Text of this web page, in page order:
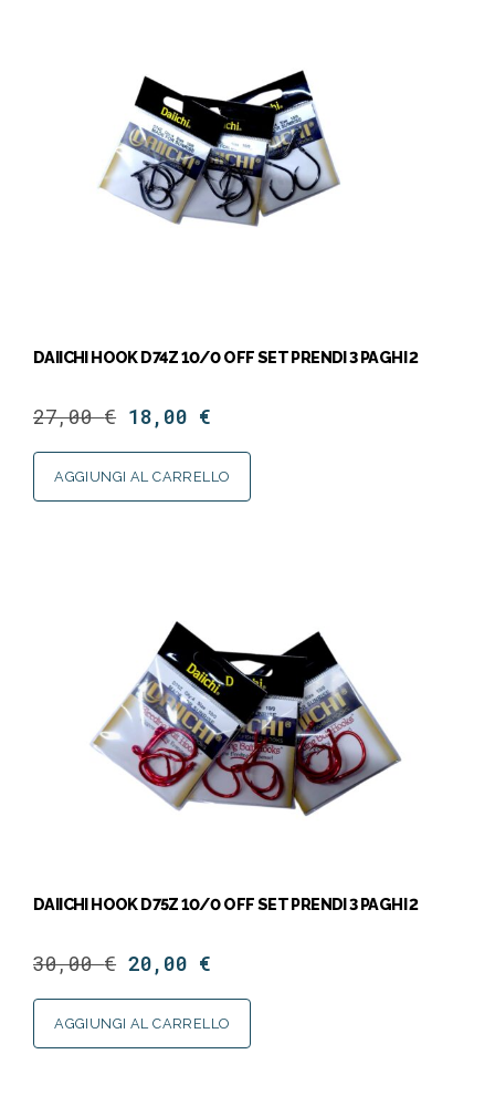
DAIICHI HOOK D74Z 10/0 OFF SET PRENDI 3 PAGHI 2
27,00€ 18,00 €
AGGIUNGI AL CARRELLO
DAIICHI HOOK D75Z 10/0 OFF SET PRENDI 3 PAGHI 2
30,00€ 20,00 €
AGGIUNGI AL CARRELLO